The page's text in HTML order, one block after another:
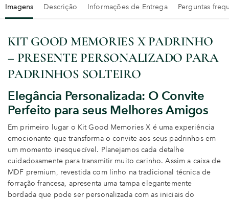
Imagens Descrição Informações de Entrega Perguntas
KIT GOOD MEMORIES X PADRINHO
– PRESENTE PERSONALIZADO PARA
PADRINHOS SOLTEIRO
Elegância Personalizada: O Convite
Perfeito para seus Melhores Amigos
Em primeiro lugar o Kit Good Memories X é uma experiência
emocionante que transforma o convite aos seus padrinhos em
um momento inesquecível. Planejamos cada detalhe
cuidadosamente para transmitir muito carinho. Assim a caixa de
MDF premium, revestida com linho na tradicional técnica de
forração francesa, apresenta uma tampa elegantemente
bordada que pode ser personalizada com as iniciais do